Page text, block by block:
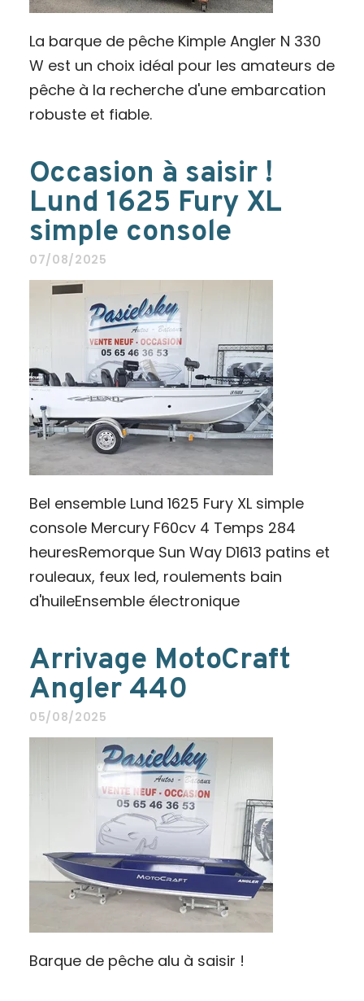
La barque de pêche Kimple Angler N 330
W est un choix idéal pour les amateurs de
pêche à la recherche d'une embarcation
robuste et fiable.
Occasion à saisir !
Lund 1625 Fury XL
simple console
07/08/2025
Bel ensemble Lund 1625 Fury XL simple
console Mercury F60cv 4 Temps 284
heuresRemorque Sun Way D1613 patins et
rouleaux, feux led, roulements bain
d'huileEnsemble électronique
Arrivage MotoCraft
Angler 440
05/08/2025
Barque de pêche alu à saisir !